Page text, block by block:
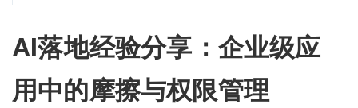
AI落地经验分享：企业级应
用中的摩擦与权限管理